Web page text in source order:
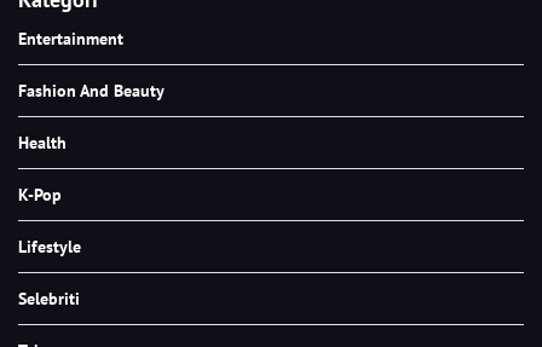
Entertainment
Fashion And Beauty
Health
K-Pop
Lifestyle
Selebriti